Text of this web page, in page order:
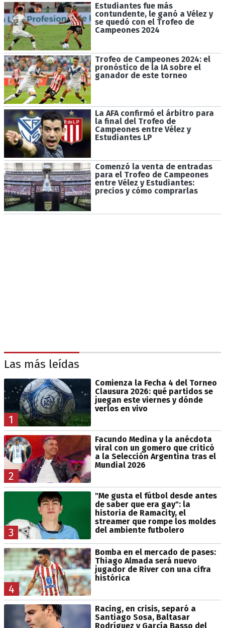
Estudiantes fue más
contundente, le ganó a Vélez y
se quedó con el Trofeo de
Campeones 2024
Trofeo de Campeones 2024: el
pronóstico de la IA sobre el
ganador de este torneo
La AFA confirmó el árbitro para
la final del Trofeo de
Campeones entre Vélez y
Estudiantes LP
Comenzó la venta de entradas
para el Trofeo de Campeones
entre Vélez y Estudiantes:
precios y cómo comprarlas
Las más leídas
1
Comienza la Fecha 4 del Torneo
Clausura 2026: qué partidos se
juegan este viernes y dónde
verlos en vivo
2
Facundo Medina y la anécdota
viral con un gomero que criticó
a la Selección Argentina tras el
Mundial 2026
3
"Me gusta el fútbol desde antes
de saber que era gay": la
historia de Ramacity, el
streamer que rompe los moldes
del ambiente futbolero
4
Bomba en el mercado de pases:
Thiago Almada será nuevo
jugador de River con una cifra
histórica
Racing, en crisis, separó a
Santiago Sosa, Baltasar
Rodríguez y García Basso del